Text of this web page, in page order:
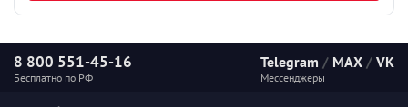
8 800 551-45-16
Бесплатно по РФ
Telegram / MAX / VK
Мессенджеры